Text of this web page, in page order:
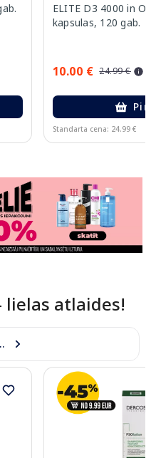
ELITE D3 4000 in
kapsulas, 120 gab.
10.00 € 24.99 €
Standarta cena: 24.99 €
lielas atlaides!